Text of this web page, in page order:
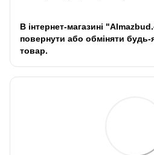
В інтернет-магазині
повернути або обміняти
товар.